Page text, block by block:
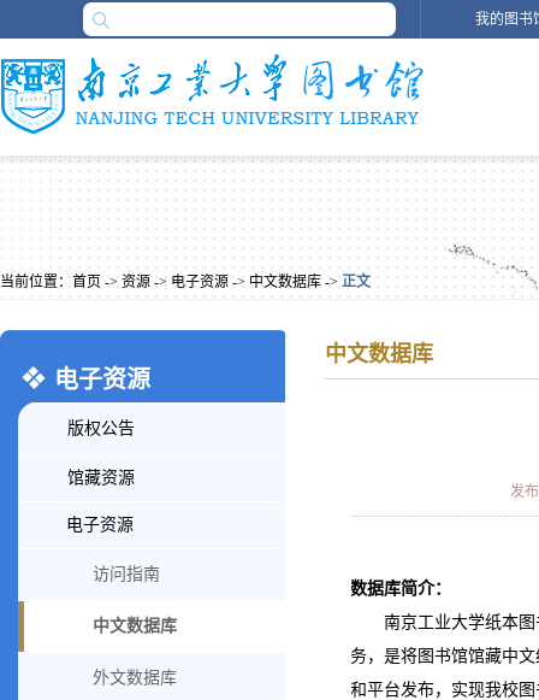
我的图书
当前位置： 首页 -> 资源 -> 电子资源 -> 中文数据库 -> 正文
中文数据库
发
数据库简介：
南京工业大学纸本
务，是将图书馆馆藏中
和平台发布，实现我校
电子资源
版权公告
馆藏资源
电子资源
访问指南
中文数据库
外文数据库